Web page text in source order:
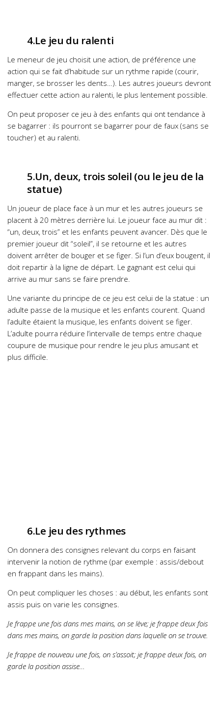
4.Le jeu du ralenti
Le meneur de jeu choisit une action, de préférence une
action qui se fait d’habitude sur un rythme rapide (courir,
manger, se brosser les dents…). Les autres joueurs devront
effectuer cette action au ralenti, le plus lentement possible.
On peut proposer ce jeu à des enfants qui ont tendance à
se bagarrer : ils pourront se bagarrer pour de faux (sans se
toucher) et au ralenti.
5.Un, deux, trois soleil (ou le jeu de la
statue)
Un joueur de place face à un mur et les autres joueurs se
placent à 20 mètres derrière lui. Le joueur face au mur dit :
“un, deux, trois” et les enfants peuvent avancer. Dès que le
premier joueur dit “soleil”, il se retourne et les autres
doivent arrêter de bouger et se figer. Si l’un d’eux bougent, il
doit repartir à la ligne de départ. Le gagnant est celui qui
arrive au mur sans se faire prendre.
Une variante du principe de ce jeu est celui de la statue : un
adulte passe de la musique et les enfants courent. Quand
l’adulte étaient la musique, les enfants doivent se figer.
L’adulte pourra réduire l’intervalle de temps entre chaque
coupure de musique pour rendre le jeu plus amusant et
plus difficile.
6.Le jeu des rythmes
On donnera des consignes relevant du corps en faisant
intervenir la notion de rythme (par exemple : assis/debout
en frappant dans les mains).
On peut compliquer les choses : au début, les enfants sont
assis puis on varie les consignes.
Je frappe une fois dans mes mains, on se lève; je frappe deux fois
dans mes mains, on garde la position dans laquelle on se trouve.
Je frappe de nouveau une fois, on s’assoit; je frappe deux fois, on
garde la position assise…